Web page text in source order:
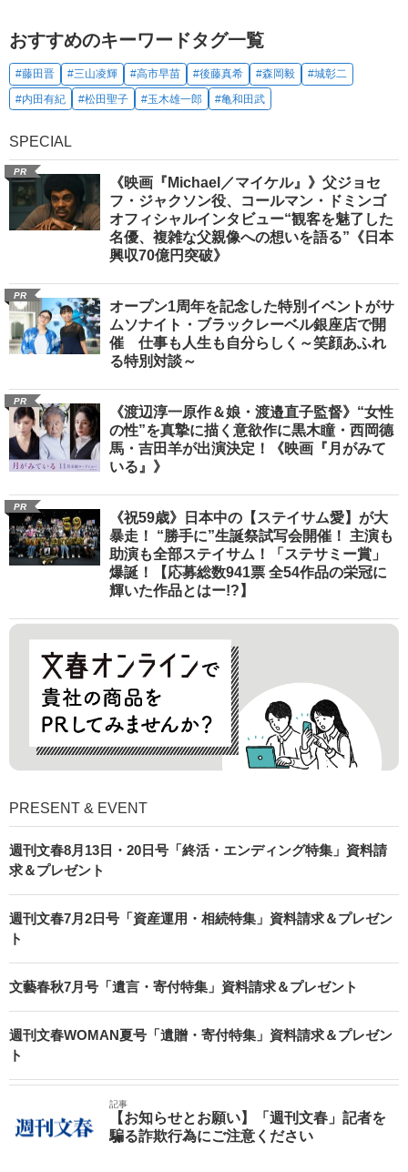
おすすめのキーワードタグ一覧
#藤田晋 #三山凌輝 #高市早苗 #後藤真希 #森岡毅
#城彰二
#内田有紀
#松田聖子 #玉木雄一郎 #亀和田武
SPECIAL
PR
《映画『Michael／マイケル』》父ジョセ
フ・ジャクソン役、コールマン・ドミンゴ
オフィシャルインタビュー“観客を魅了した
名優、複雑な父親像への想いを語る”《日本
興収70億円突破》
PR
オープン1周年を記念した特別イベントがサ
ムソナイト・ブラックレーベル銀座店で開
催 仕事も人生も自分らしく～笑顔あふれ
る特別対談～
PR
《渡辺淳一原作＆娘・渡邉直子監督》“女性
の性”を真摯に描く意欲作に黒木瞳・西岡德
馬・吉田羊が出演決定！《映画『月がみて
いる』》
PR
《祝59歳》日本中の【ステイサム愛】が大
暴走！ “勝手に”生誕祭試写会開催！ 主演も
助演も全部ステイサム！「ステサミー賞」
爆誕！【応募総数941票 全54作品の栄冠に
輝いた作品とはー!?】
PRESENT & EVENT
週刊文春8月13日・20日号「終活・エンディング特集」資料請
求＆プレゼント
週刊文春7月2日号「資産運用・相続特集」資料請求＆プレゼン
ト
文藝春秋7月号「遺言・寄付特集」資料請求＆プレゼント
週刊文春WOMAN夏号「遺贈・寄付特集」資料請求＆プレゼン
ト
記事
【お知らせとお願い】「週刊文春」記者を
騙る詐欺行為にご注意ください